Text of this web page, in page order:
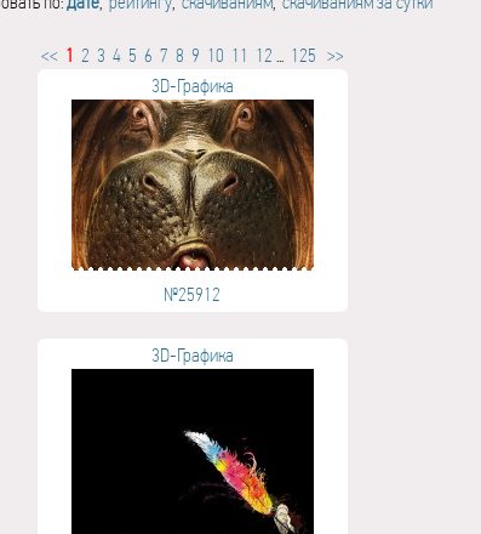
<< 1 2 3 4 5 6 7 8 9 10 11 12 ... 125 >>
3D-Графика
№25912
3D-Графика